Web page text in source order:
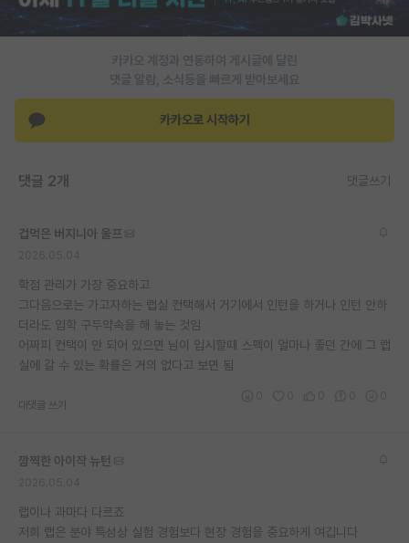
홍보 게시판
유학교육
반도체 아카데미
카카오 계정과 연동하여 게시글에 달린
댓글 알람, 소식등을 빠르게 받아보세요
카카오로 시작하기
댓글 2개 댓글쓰기
겁먹은 버지니아 울프
학점 관리가 가장 중요하고
그다음으로는 가고자하는 랩실 컨택해서 거기에서 인턴을 하거나 인턴 안하
더라도 입학 구두약속을 해 놓는 것임
어짜피 컨택이 안 되어 있으면 님이 입시할때 스펙이 얼마나 좋던 간에 그 랩
실에 갈 수 있는 확률은 거의 없다고 보면 됨
대댓글 쓰기
깜찍한 아이작 뉴턴
랩이나 과마다 다르죠
저희 랩은 분야 특성상 실험 경험보다 현장 경험을 중요하게 여깁니다